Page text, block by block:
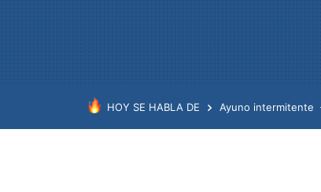
HOY SE HABLA DE Ayuno intermitente